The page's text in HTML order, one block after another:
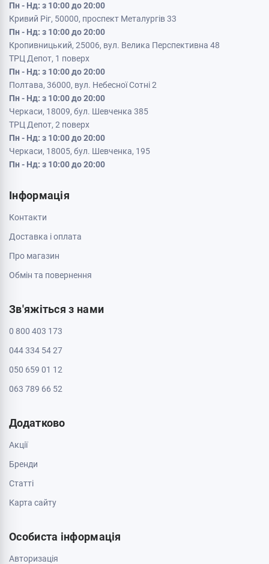
Пн - Нд: з 10:00 до 20:00
Кривий Ріг, 50000, проспект Металургів 33
Пн - Нд: з 10:00 до 20:00
Кропивницький, 25006, вул. Велика Перспективна 48
ТРЦ Депот, 1 поверх
Пн - Нд: з 10:00 до 20:00
Полтава, 36000, вул. Небесної Сотні 2
Пн - Нд: з 10:00 до 20:00
Черкаси, 18009, бул. Шевченка 385
ТРЦ Депот, 2 поверх
Пн - Нд: з 10:00 до 20:00
Черкаси, 18005, бул. Шевченка, 195
Пн - Нд: з 10:00 до 20:00
Інформація
Контакти
Доставка і оплата
Про магазин
Обмін та повернення
Зв'яжіться з нами
0 800 403 173
044 334 54 27
050 659 01 12
063 789 66 52
Додатково
Акції
Бренди
Cтатті
Карта сайту
Особиста інформація
Авторизація